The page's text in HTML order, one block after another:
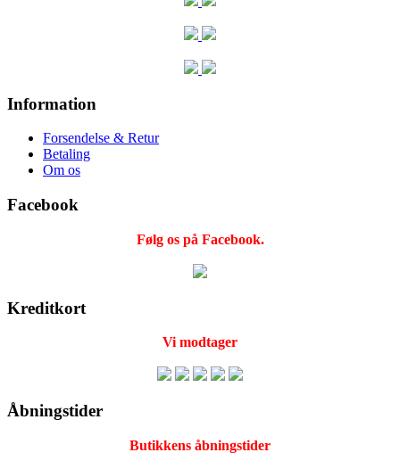
Information
Forsendelse & Retur
Betaling
Om os
Facebook
Følg os på Facebook.
Kreditkort
Vi modtager
Åbningstider
Butikkens åbningstider